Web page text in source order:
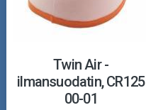
Twin Air -
ilmansuodatin, CR125
00-01